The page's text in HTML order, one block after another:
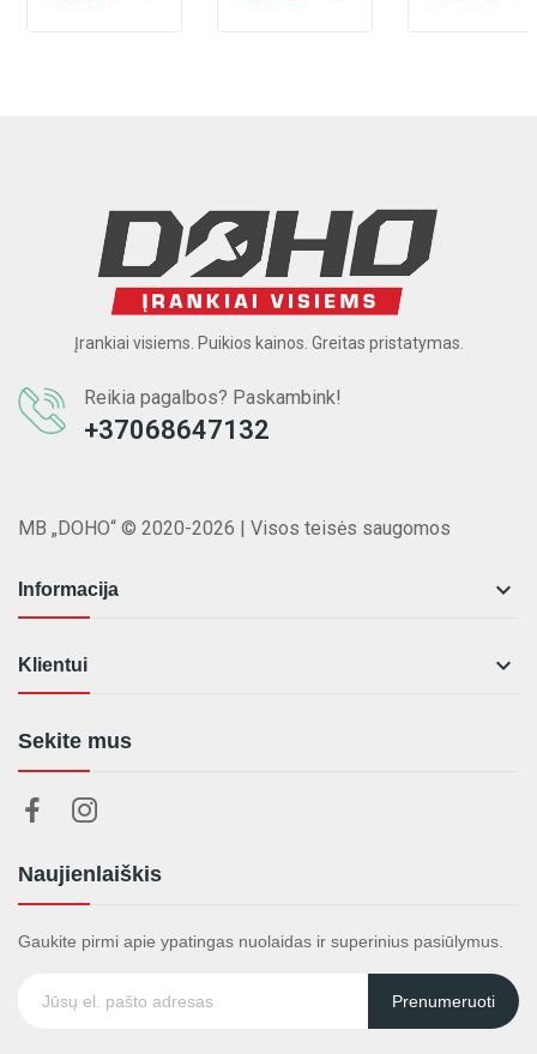
Įrankiai visiems. Puikios kainos. Greitas pristatymas.
Reikia pagalbos? Paskambink!
+37068647132
MB „DOHO“ © 2020-2026 | Visos teisės saugomos
Informacija 
Klientui 
Sekite mus
Naujienlaiškis
Gaukite pirmi apie ypatingas nuolaidas ir superinius pasiūlymus.
Prenumeruoti